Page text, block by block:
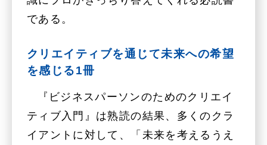
である。
クリエイティブを通じて未来への希望
を感じる1冊
『ビジネスパーソンのためのクリエイ
ティブ入門』は熟読の結果、多くのクラ
イアントに対して、「未来を考えるうえ